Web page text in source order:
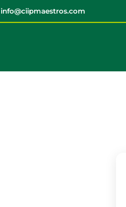
info@ciipmaestros.com